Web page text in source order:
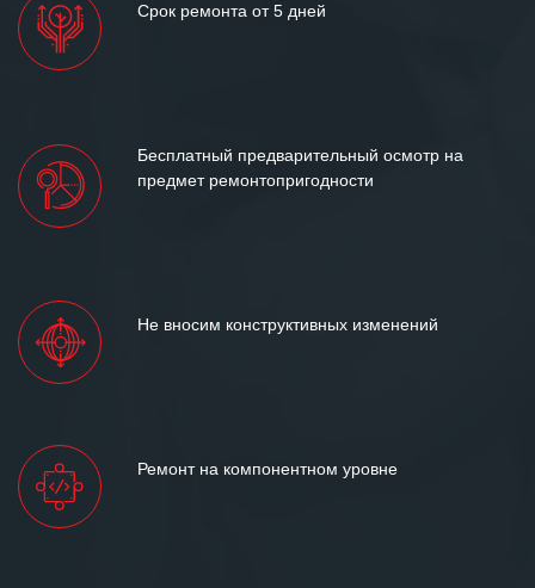
Срок ремонта от 5 дней
Бесплатный предварительный осмотр на
предмет ремонтопригодности
Не вносим конструктивных изменений
Ремонт на компонентном уровне